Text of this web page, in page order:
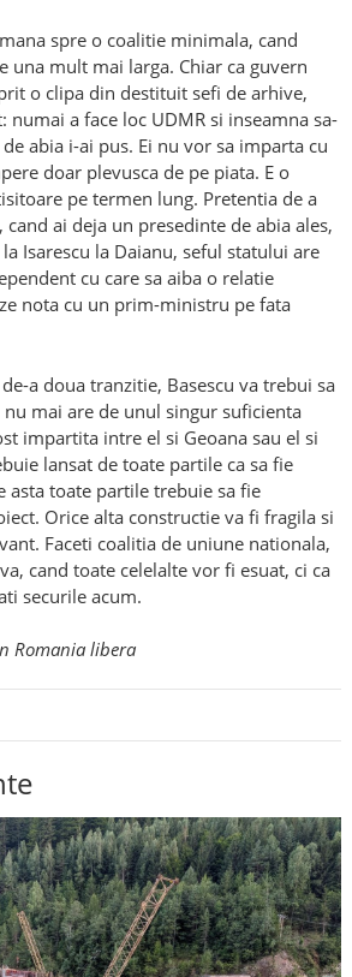
spre o coalitie minimala, cand
una mult mai larga. Chiar ca guvern
o clipa din destituit sefi de arhive,
numai a face loc UDMR si inseamna sa-
abia i-ai pus. Ei nu vor sa imparta cu
doar plevusca de pe piata. E o
pe termen lung. Pretentia de a
ai deja un presedinte de abia ales,
Isarescu la Daianu, seful statului are
cu care sa aiba o relatie
nota cu un prim-ministru pe fata
a doua tranzitie, Basescu va trebui sa
nu mai are de unul singur suficienta
impartita intre el si Geoana sau el si
lansat de toate partile ca sa fie
asta toate partile trebuie sa fie
Orice alta constructie va fi fragila si
Faceti coalitia de uniune nationala,
cand toate celelalte vor fi esuat, ci ca
securile acum.
Romania libera